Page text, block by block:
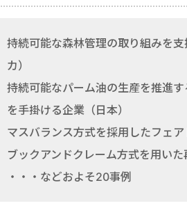
持続可能な森林管理の取り組みを
カ）
持続可能なパーム油の生産を推進
を手掛ける企業（日本）
マスバランス方式を採用したフェ
ブックアンドクレーム方式を用い
・・・などおよそ20事例